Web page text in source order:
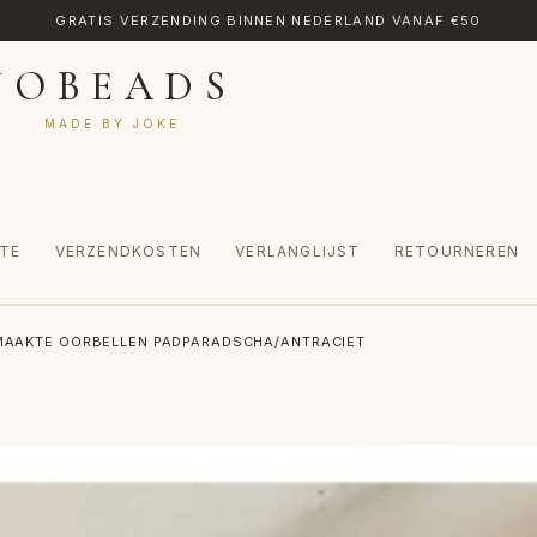
GRATIS VERZENDING BINNEN NEDERLAND VANAF €50
MADE BY JOKE
VERZENDKOSTEN VERLANGLIJST RETOURNEREN
MIJN ACCOUNT RETOURNEREN TRANSLATE VERLANGLIJST
OORBELLEN PADPARADSCHA/ANTRACIET